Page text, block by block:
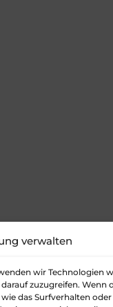
verwalten
wir Technologien
zuzugreifen. Wenn
das Surfverhalten